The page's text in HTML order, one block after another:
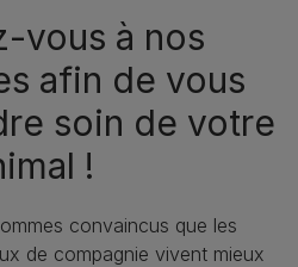
vous à nos
afin de vous
soin de votre
!
convaincus que les
de compagnie vivent mieux